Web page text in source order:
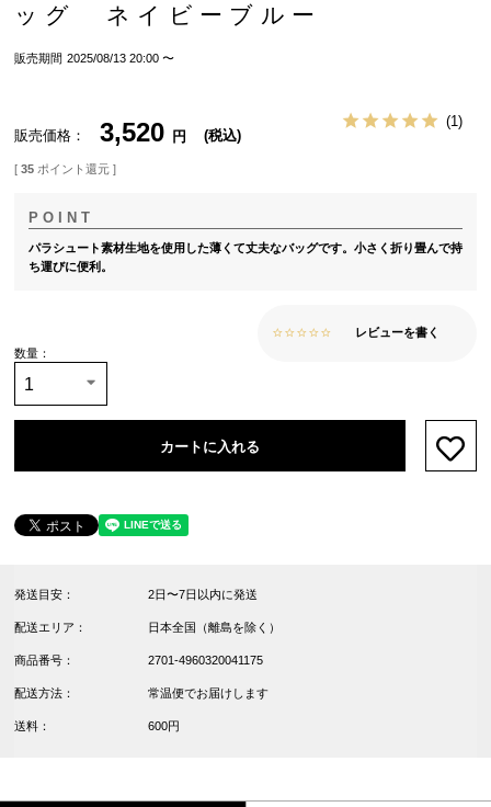
ッグ ネイビーブルー
販売期間 2025/08/13 20:00 〜
販売価格 3,520 税込
1
[ 35 ポイント還元 ]
パラシュート素材生地を使用した薄くて丈夫なバッグです。小さく折り畳んで持
ち運びに便利。
レビューを書く
カートに入れる
発送目安： 2日〜7日以内に発送
配送エリア： 日本全国（離島を除く）
商品番号： 2701-4960320041175
配送方法： 常温便でお届けします
送料： 600円